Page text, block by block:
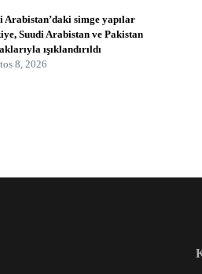
Arabistan’daki simge yapılar
Suudi Arabistan ve Pakistan
ışıklandırıldı
8, 2026